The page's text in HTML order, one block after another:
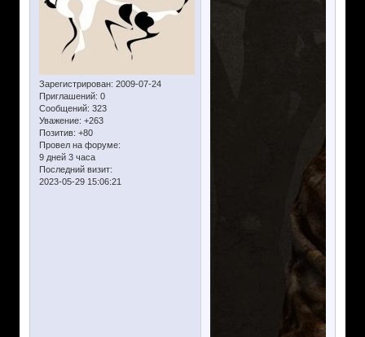
Зарегистрирован: 2009-07-24
Приглашений: 0
Сообщений: 323
Уважение: +263
Позитив: +80
Провел на форуме:
9 дней 3 часа
Последний визит:
2023-05-29 15:06:21